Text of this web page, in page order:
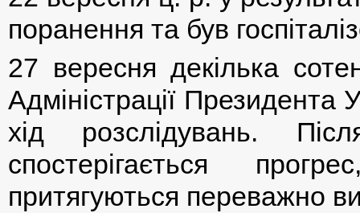
поранення та був
27 вересня декілька
Адміністрації Президента
хід розслідувань.
спостерігається
притягуються переважно